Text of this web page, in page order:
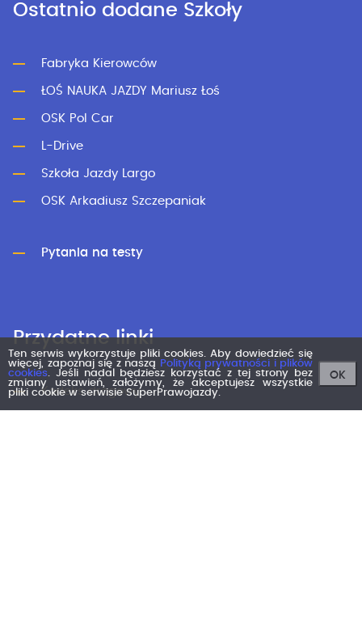
Ostatnio dodane Szkoły
Fabryka Kierowców
ŁOŚ NAUKA JAZDY Mariusz Łoś
OSK Pol Car
L-Drive
Szkoła Jazdy Largo
OSK Arkadiusz Szczepaniak
Pytania na testy
Przydatne linki
Kodeks drogowy
Ten serwis wykorzystuje pliki cookies. Aby dowiedzieć się
więcej, zapoznaj się z naszą
Polityką prywatności i plików
cookies. Jeśli nadal będziesz korzystać z tej strony bez
zmiany ustawień, założymy, że akceptujesz wszystkie
pliki cookie w serwisie SuperPrawojazdy.
OK